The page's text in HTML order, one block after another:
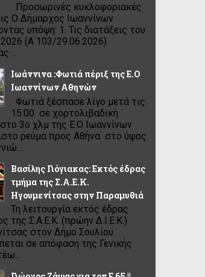
Προσωρινές κυκλοφοριακές
Ο Δήμαρχος Ιωαννίνων
υπόψη: 1. Τις διατάξεις του
(Α ́103/29.06.2026)
...
Ιωάννινα :Φωτιά πέριξ της Ε.Ο
Ιωαννίνων Αθηνών
Φωτιά ξέσπασε λίγο μετά τις
15:00 σε χορτολιβαδική
3ο χλμ της Ε.Ο Ιωαννίνων
ρεύμα προς Αθήνα στο ύψος
Βασίλης Γιόγιακας: Εκτός έδρας
τμήμα της Σ.Α.Ε.Κ.
Ηγουμενίτσας στην Παραμυθιά
Τη λειτουργία εκτός έδρας
της Σ.Α.Ε.Κ. (πρώην Δ.Ι.Ε.Κ.)
στον Δήμο Σουλίου
σε απόφαση της Γενικής